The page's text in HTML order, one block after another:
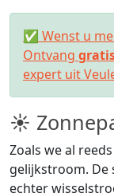
✅ Wenst u
Ontvang
expert uit
☀
Zoals we al
gelijkstroom.
echter